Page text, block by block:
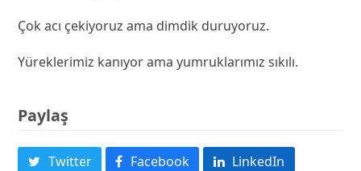
Çok acı çekiyoruz ama dimdik duruyoruz.
Yüreklerimiz kanıyor ama yumruklarımız sıkılı.
Paylaş
Twitter Facebook
LinkedIn